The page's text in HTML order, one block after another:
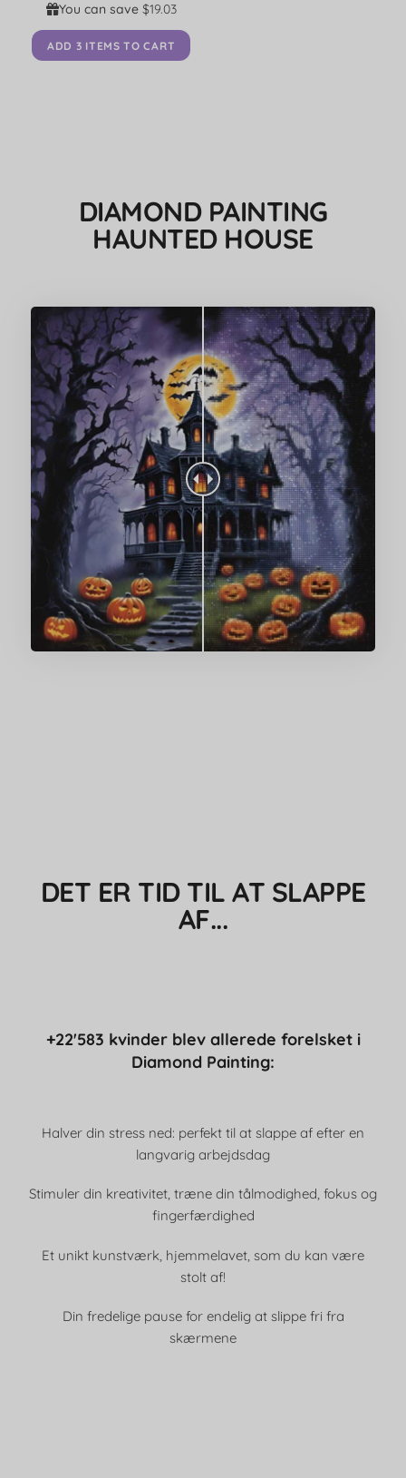
You can save $19.03
ADD 3 ITEMS TO CART
DIAMOND PAINTING
HAUNTED HOUSE
DET ER TID TIL AT SLAPPE
AF...
+22'583 kvinder blev allerede forelsket i
Diamond Painting:
Halver din stress ned: perfekt til at slappe af efter en
langvarig arbejdsdag
Stimuler din kreativitet, træne din tålmodighed, fokus og
fingerfærdighed
Et unikt kunstværk, hjemmelavet, som du kan være
stolt af!
Din fredelige pause for endelig at slippe fri fra
skærmene